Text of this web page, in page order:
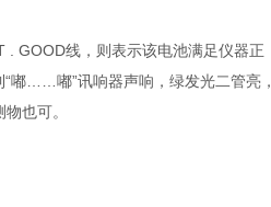
. GOOD线，则表示该电池满足仪器正
嘟……嘟”讯响器声响，绿发光二管亮，
也可。